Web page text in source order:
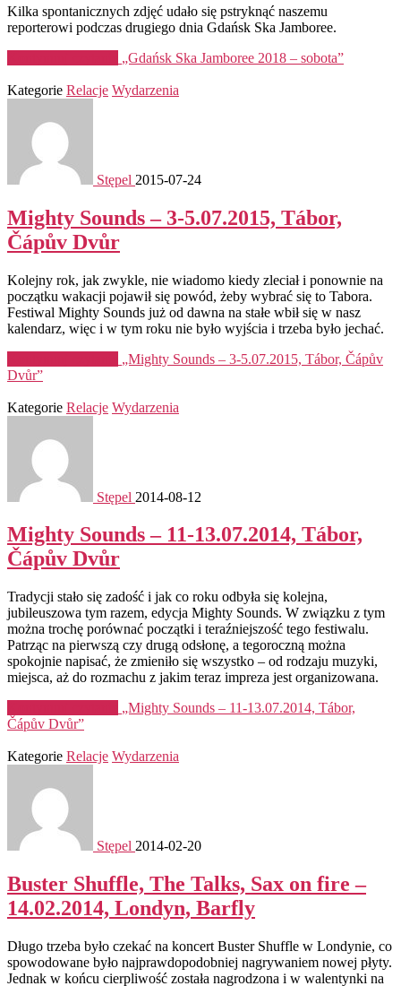
Kilka spontanicznych zdjęć udało się pstryknąć naszemu
reporterowi podczas drugiego dnia Gdańsk Ska Jamboree.
„Gdańsk Ska Jamboree 2018 – sobota”
Kategorie Relacje Wydarzenia
Stępel 2015-07-24
Mighty Sounds – 3-5.07.2015, Tábor,
Čápův Dvůr
Kolejny rok, jak zwykle, nie wiadomo kiedy zleciał i ponownie na
początku wakacji pojawił się powód, żeby wybrać się to Tabora.
Festiwal Mighty Sounds już od dawna na stałe wbił się w nasz
kalendarz, więc i w tym roku nie było wyjścia i trzeba było jechać.
„Mighty Sounds – 3-5.07.2015, Tábor, Čápův
Dvůr”
Kategorie Relacje Wydarzenia
Stępel 2014-08-12
Mighty Sounds – 11-13.07.2014, Tábor,
Čápův Dvůr
Tradycji stało się zadość i jak co roku odbyła się kolejna,
jubileuszowa tym razem, edycja Mighty Sounds. W związku z tym
można trochę porównać początki i teraźniejszość tego festiwalu.
Patrząc na pierwszą czy drugą odsłonę, a tegoroczną można
spokojnie napisać, że zmieniło się wszystko – od rodzaju muzyki,
miejsca, aż do rozmachu z jakim teraz impreza jest organizowana.
„Mighty Sounds – 11-13.07.2014, Tábor,
Čápův Dvůr”
Kategorie Relacje Wydarzenia
Stępel 2014-02-20
Buster Shuffle, The Talks, Sax on fire –
14.02.2014, Londyn, Barfly
Długo trzeba było czekać na koncert Buster Shuffle w Londynie, co
spowodowane było najprawdopodobniej nagrywaniem nowej płyty.
Jednak w końcu cierpliwość została nagrodzona i w walentynki na